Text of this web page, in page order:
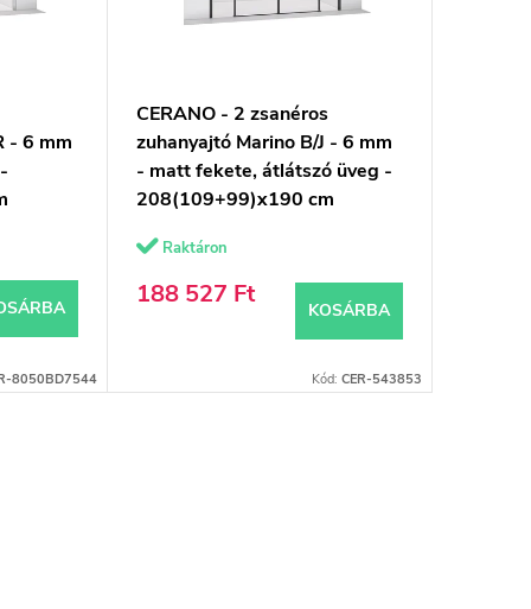
- 6 mm
8050BD7544
CERANO - 2 zsanéros
zuhanyajtó Marino B/J - 6 mm
- matt fekete, átlátszó üveg -
208(109+99)x190 cm
Raktáron
188 527 Ft
KOSÁRBA
Kód: CER-543853